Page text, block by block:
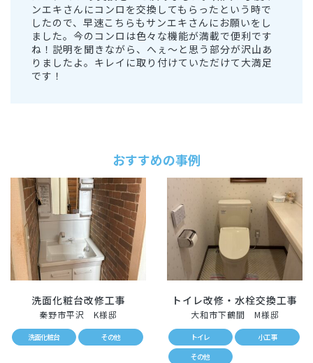
ンエキさんにコンロを交換してもらったという時で
したので、早速こちらもサンエキさんにお願いをし
ました。今のコンロは色々な機能が満載で便利です
ね！説明を聞きながら、へぇ～と思う部分が沢山あ
りましたよ。キレイに取り付けていただけて大満足
です！
おすすめの事例
洗面化粧台改修工事
秦野市平沢 K様邸
洗面化粧台 その他
トイレ改修・水栓交換工事
大和市下鶴間 M様邸
トイレ
小工事
その他